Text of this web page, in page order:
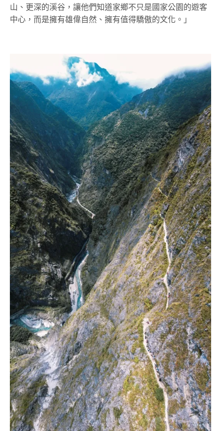
山、更深的溪谷，讓他們知道家鄉不只是 國家公園的遊客
中心 ，而是擁有雄偉自然、擁有值得驕傲的文化。」